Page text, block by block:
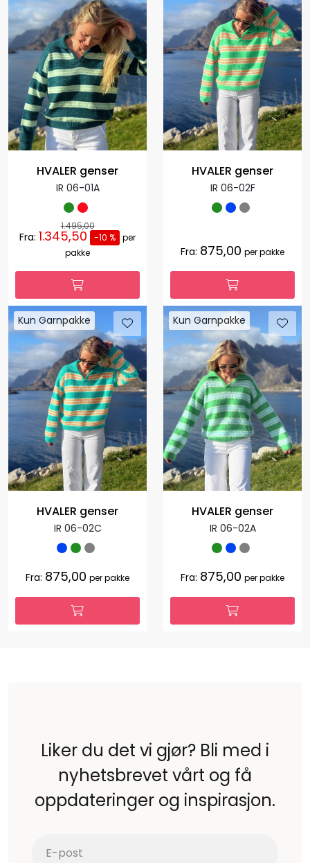
HVALER genser
IR 06-01A
1.495,00
Fra: 1.345,50 -10 % per
pakke
HVALER genser
IR 06-02F
Fra: 875,00 per pakke
Kun Garnpakke
HVALER genser
IR 06-02C
Fra: 875,00 per pakke
Kun Garnpakke
HVALER genser
IR 06-02A
Fra: 875,00 per pakke
Liker du det vi gjør? Bli med i
nyhetsbrevet vårt og få
oppdateringer og inspirasjon.